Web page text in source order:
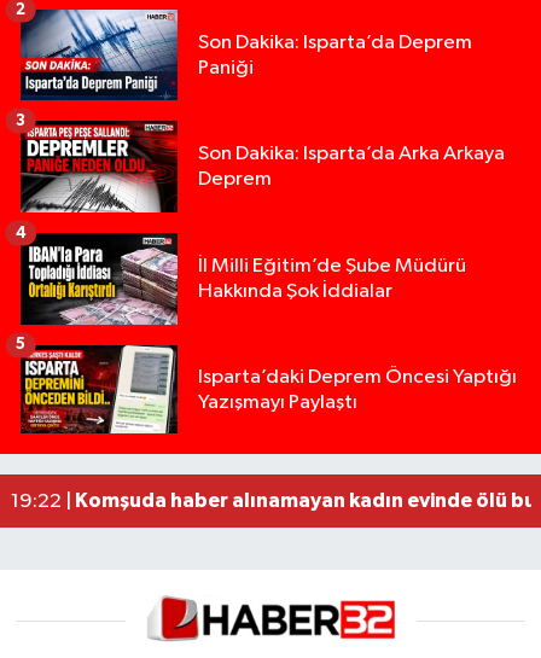
Son Dakika: Isparta’da Deprem
Paniği
2
Son Dakika: Isparta’da Arka Arkaya
Deprem
3
İl Milli Eğitim’de Şube Müdürü
Hakkında Şok İddialar
4
Isparta’daki Deprem Öncesi Yaptığı
Yazışmayı Paylaştı
5
13:00 |Yığılca'da kardeşler arasındaki silahlı kavgada
12:48 |Tur teknesi çalışanlarının birbirine girdiği kavga
02:26 |MOTOSİKLETLE ÇARPIŞAN OTOMOBİL GÜL
19:22 |
Komşuda haber alınamayan kadın evinde ölü